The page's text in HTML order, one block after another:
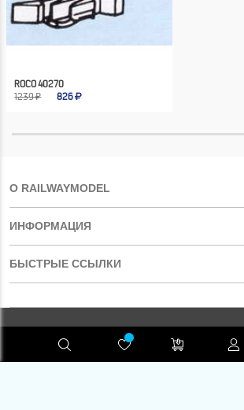
ROCO 40270
1239 ₽
826
О RAILWAYMODEL
ИНФОРМАЦИЯ
БЫСТРЫЕ ССЫЛКИ
RAILWAYMODEL.COM ©2001-2026